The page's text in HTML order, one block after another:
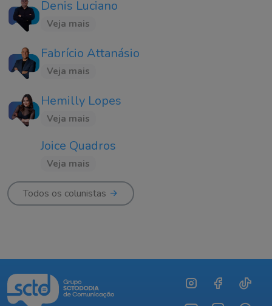
Denis Luciano
Veja mais
Fabrício Attanásio
Veja mais
Hemilly Lopes
Veja mais
Joice Quadros
Veja mais
Todos os colunistas